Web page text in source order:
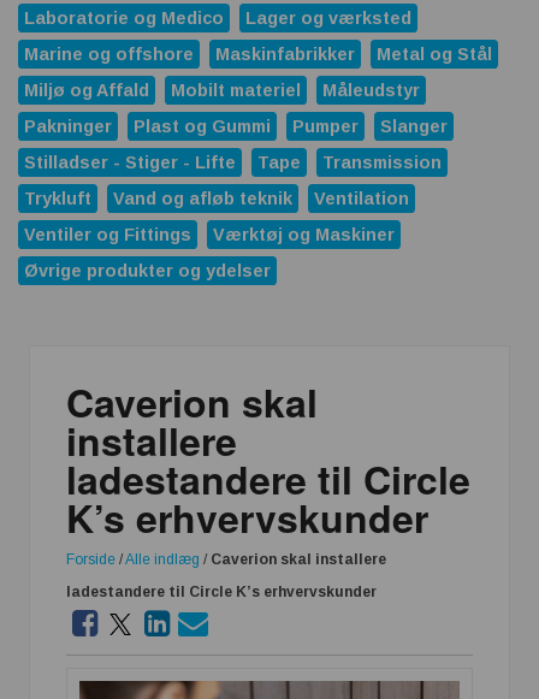
Laboratorie og Medico
Lager og værksted
Marine og offshore
Maskinfabrikker
Metal og Stål
Miljø og Affald
Mobilt materiel
Måleudstyr
Pakninger
Plast og Gummi Pumper
Slanger
Stilladser - Stiger - Lifte
Tape
Transmission
Trykluft
Vand og afløb teknik
Ventilation
Ventiler og Fittings
Værktøj og Maskiner
Øvrige produkter og ydelser
Caverion skal
installere
ladestandere til Circle
K’s erhvervskunder
Forside /Alle indlæg / Caverion skal installere
ladestandere til Circle K’s erhvervskunder